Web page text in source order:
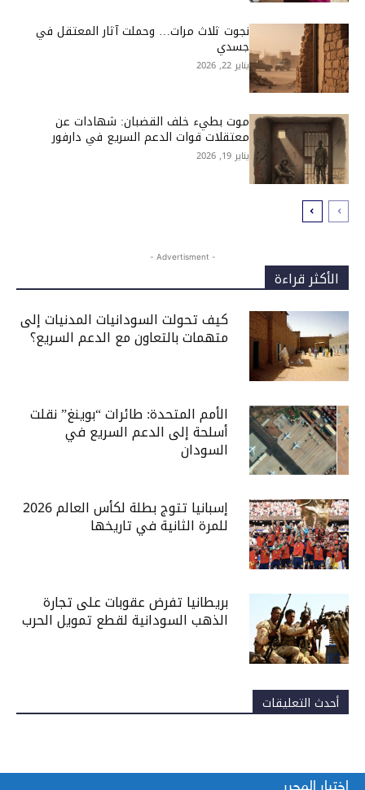
نجوت ثلاث مرات… وحملت آثار المعتقل في
جسدي
يناير 22, 2026
موت بطيء خلف القضبان: شهادات عن
معتقلات قوات الدعم السريع في دارفور
يناير 19, 2026
- Advertisment -
الأكثر قراءة
كيف تحولت السودانيات المدنيات إلى
متهمات بالتعاون مع الدعم السريع؟
الأمم المتحدة: طائرات “بوينغ” نقلت
أسلحة إلى الدعم السريع في
السودان
إسبانيا تتوج بطلة لكأس العالم 2026
للمرة الثانية في تاريخها
بريطانيا تفرض عقوبات على تجارة
الذهب السودانية لقطع تمويل الحرب
أحدث التعليقات
اختيار المحرر